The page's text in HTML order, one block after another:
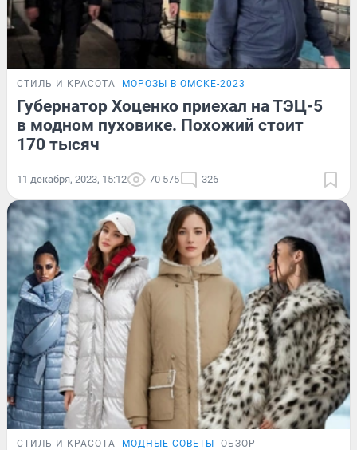
СТИЛЬ И КРАСОТА МОРОЗЫ В ОМСКЕ-2023
Губернатор Хоценко приехал на ТЭЦ-5
в модном пуховике. Похожий стоит
170 тысяч
11 декабря, 2023, 15:12 70 575 326
СТИЛЬ И КРАСОТА МОДНЫЕ СОВЕТЫ ОБЗОР